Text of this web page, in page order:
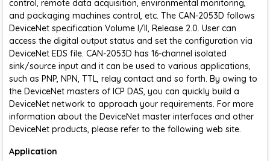
control, remote data acquisition, environmental monitoring,
and packaging machines control, etc. The CAN-2053D follows
DeviceNet specification Volume I/II, Release 2.0. User can
access the digital output status and set the configuration via
DeviceNet EDS file. CAN-2053D has 16-channel isolated
sink/source input and it can be used to various applications,
such as PNP, NPN, TTL, relay contact and so forth. By owing to
the DeviceNet masters of ICP DAS, you can quickly build a
DeviceNet network to approach your requirements. For more
information about the DeviceNet master interfaces and other
DeviceNet products, please refer to the following web site.
Application